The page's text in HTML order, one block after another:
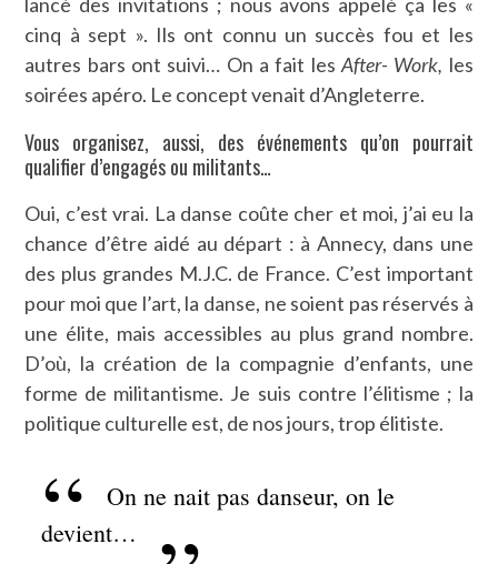
cinq à sept ». Ils ont connu un succès fou et les
autres bars ont suivi… On a fait les After- Work, les
soirées apéro. Le concept venait d’Angleterre.
Vous organisez, aussi, des événements qu’on pourrait
qualifier d’engagés ou militants…
Oui, c’est vrai. La danse coûte cher et moi, j’ai eu la
chance d’être aidé au départ : à Annecy, dans une
des plus grandes M.J.C. de France. C’est important
pour moi que l’art, la danse, ne soient pas réservés à
une élite, mais accessibles au plus grand nombre.
D’où, la création de la compagnie d’enfants, une
forme de militantisme. Je suis contre l’élitisme ; la
politique culturelle est, de nos jours, trop élitiste.
On ne nait pas danseur, on le
devient…